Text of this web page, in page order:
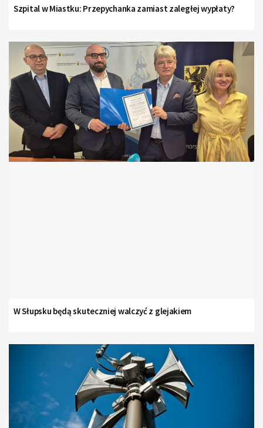
Szpital w Miastku: Przepychanka zamiast zaległej wypłaty?
W Słupsku będą skuteczniej walczyć z glejakiem